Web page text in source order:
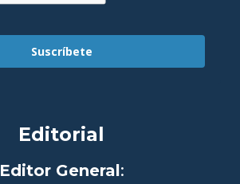
Suscríbete
Editorial
Editor General: